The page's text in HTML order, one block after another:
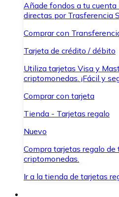
Añade fondos a tu
directas por Trasferencia
Comprar con
Tarjeta de crédito / débito
Utiliza tarjetas Visa y
criptomonedas. ¡Fácil y
Comprar con tarjeta
Tienda - Tarjetas regalo
Nuevo
Compra tarjetas regalo
criptomonedas.
Ir a la tienda de tarjetas